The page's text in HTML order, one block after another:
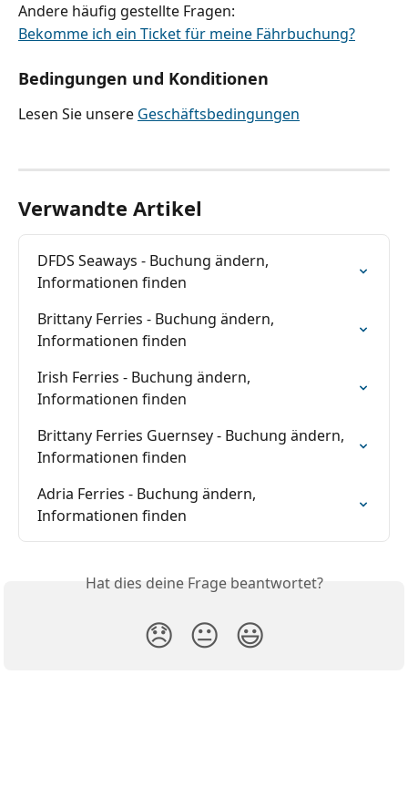
Andere häufig gestellte Fragen:
Bekomme ich ein Ticket für meine Fährbuchung?
Bedingungen und Konditionen
Lesen Sie unsere Geschäftsbedingungen
Verwandte Artikel
DFDS Seaways - Buchung ändern,
Informationen finden
Brittany Ferries - Buchung ändern,
Informationen finden
Irish Ferries - Buchung ändern,
Informationen finden
Brittany Ferries Guernsey - Buchung ändern,
Informationen finden
Adria Ferries - Buchung ändern,
Informationen finden
Hat dies deine Frage beantwortet?
😞 😐 😃